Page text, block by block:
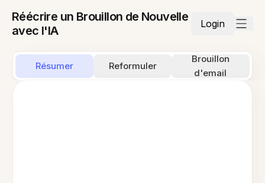
Réécrire un Brouillon de Nouvelle
avec l'IA
Login
Résumer Reformuler
Brouillon
d'email